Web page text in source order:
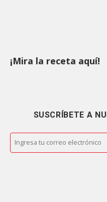
¡Mira la receta aquí!
SUSCRÍBETE A